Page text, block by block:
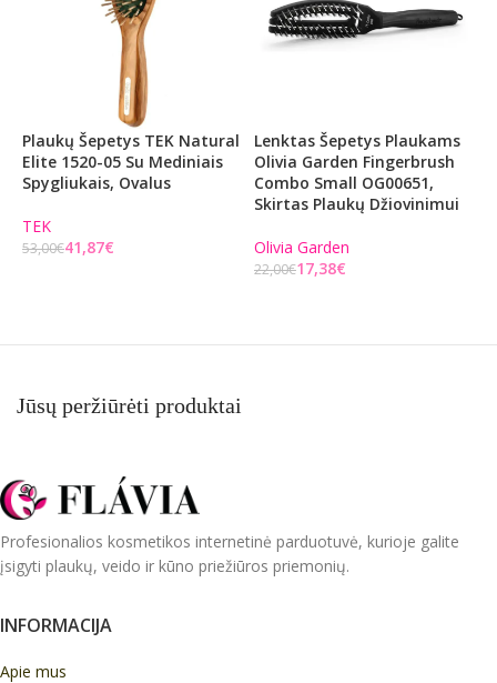
Plaukų Šepetys TEK Natural
Elite 1520-05 Su Mediniais
Spygliukais, Ovalus
TEK
53,00€41,87€
Lenktas Šepetys Plaukams
Olivia Garden Fingerbrush
Combo Small OG00651,
Skirtas Plaukų Džiovinimui
Olivia Garden
22,00€17,38€
Jūsų peržiūrėti produktai
Profesionalios kosmetikos internetinė parduotuvė, kurioje galite
įsigyti plaukų, veido ir kūno priežiūros priemonių.
INFORMACIJA
Apie mus